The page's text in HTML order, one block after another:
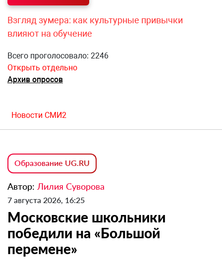
Взгляд зумера: как культурные привычки
влияют на обучение
Всего проголосовало: 2246
Открыть отдельно
Архив опросов
Новости СМИ2
Образование UG.RU
Автор: Лилия Суворова
7 августа 2026, 16:25
Московские школьники
победили на «Большой
перемене»